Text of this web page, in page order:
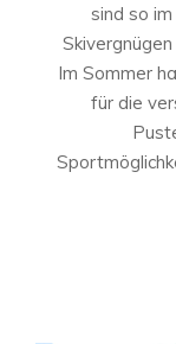
sind so
Im Sommer
für die